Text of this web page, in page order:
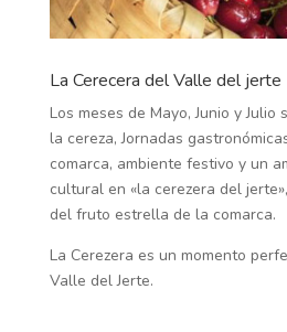
La Cerecera del Valle del jerte
Los meses de Mayo, Junio y
la cereza, Jornadas
comarca, ambiente festivo y un
cultural en «la cerezera del
del fruto estrella de la comarca.
La Cerezera es un momento
Valle del Jerte.